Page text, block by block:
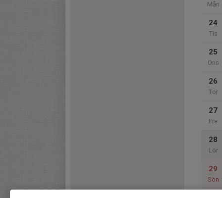
Mån
24
Tis
25
Ons
26
Tor
27
Fre
28
Lör
29
Sön